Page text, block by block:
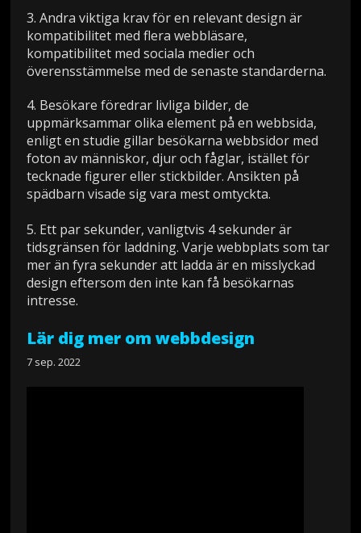
3. Andra viktiga krav för en relevant design är
kompatibilitet med flera webbläsare,
kompatibilitet med sociala medier och
överensstämmelse med de senaste standarderna.
4. Besökare föredrar livliga bilder, de
uppmärksammar olika element på en webbsida,
enligt en studie gillar besökarna webbsidor med
foton av människor, djur och fåglar, istället för
tecknade figurer eller stickbilder. Ansikten på
spädbarn visade sig vara mest omtyckta.
5. Ett par sekunder, vanligtvis 4 sekunder är
tidsgränsen för laddning. Varje webbplats som tar
mer än fyra sekunder att ladda är en misslyckad
design eftersom den inte kan få besökarnas
intresse.
Lär dig mer om webbdesign
7 sep. 2022